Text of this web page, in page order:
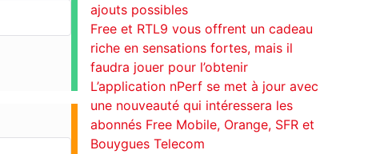
ajouts possibles
Free et RTL9 vous offrent un cadeau
riche en sensations fortes, mais il
faudra jouer pour l’obtenir
L’application nPerf se met à jour avec
une nouveauté qui intéressera les
abonnés Free Mobile, Orange, SFR et
Bouygues Telecom